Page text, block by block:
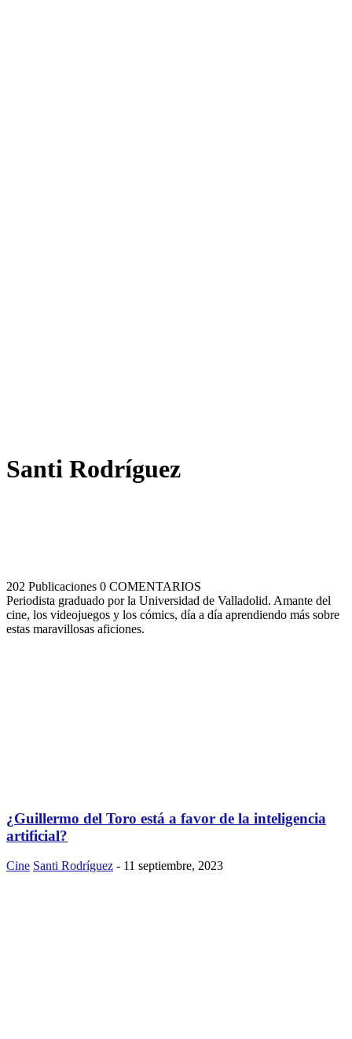
Santi Rodríguez
202 Publicaciones 0 COMENTARIOS
Periodista graduado por la Universidad de Valladolid. Amante del
cine, los videojuegos y los cómics, día a día aprendiendo más sobre
estas maravillosas aficiones.
¿Guillermo del Toro está a favor de la inteligencia
artificial?
Cine Santi Rodríguez - 11 septiembre, 2023